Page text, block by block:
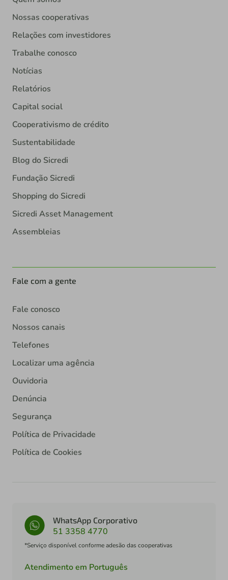
Nossas cooperativas
Relações com investidores
Trabalhe conosco
Notícias
Relatórios
Capital social
Cooperativismo de crédito
Sustentabilidade
Blog do Sicredi
Fundação Sicredi
Shopping do Sicredi
Sicredi Asset Management
Assembleias
Fale com a gente
Fale conosco
Nossos canais
Telefones
Localizar uma agência
Ouvidoria
Denúncia
Segurança
Política de Privacidade
Política de Cookies
WhatsApp Corporativo
51 3358 4770
*Serviço disponível conforme adesão das cooperativas
Atendimento em Português